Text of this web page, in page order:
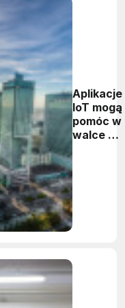
Aplikacje
IoT mogą
pomóc w
walce ze